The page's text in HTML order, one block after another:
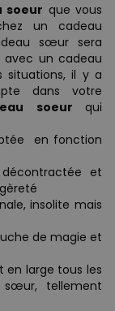
soeur que vous
un cadeau
sœur sera
un cadeau
situations, il y a
dans votre
soeur qui
en fonction
et
insolite mais
de magie et
en large tous les
tellement